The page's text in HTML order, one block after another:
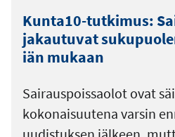
Kunta10-tutkimus:
jakautuvat
iän mukaan
Sairauspoissaolot ovat
kokonaisuutena varsin